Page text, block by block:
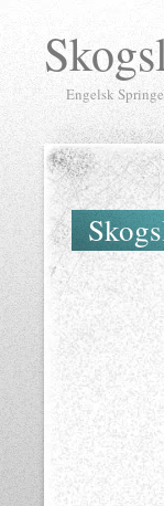
Engelsk